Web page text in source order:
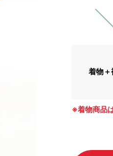
着物
※着物商品